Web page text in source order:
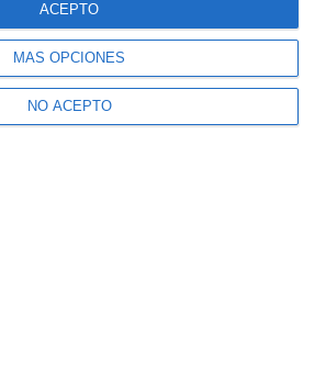
MÁS OPCIONES
NO ACEPTO
ACEPTO